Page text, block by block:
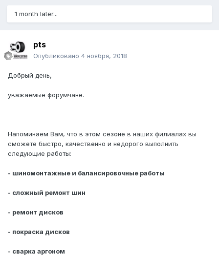
1 month later...
pts
Опубликовано 4 ноября, 2018
Добрый день,
уважаемые форумчане.
Напоминаем Вам, что в этом сезоне в наших филиалах вы
сможете быстро, качественно и недорого выполнить
следующие работы:
- шиномонтажные и балансировочные работы
- сложный ремонт шин
- ремонт дисков
- покраска дисков
- сварка аргоном